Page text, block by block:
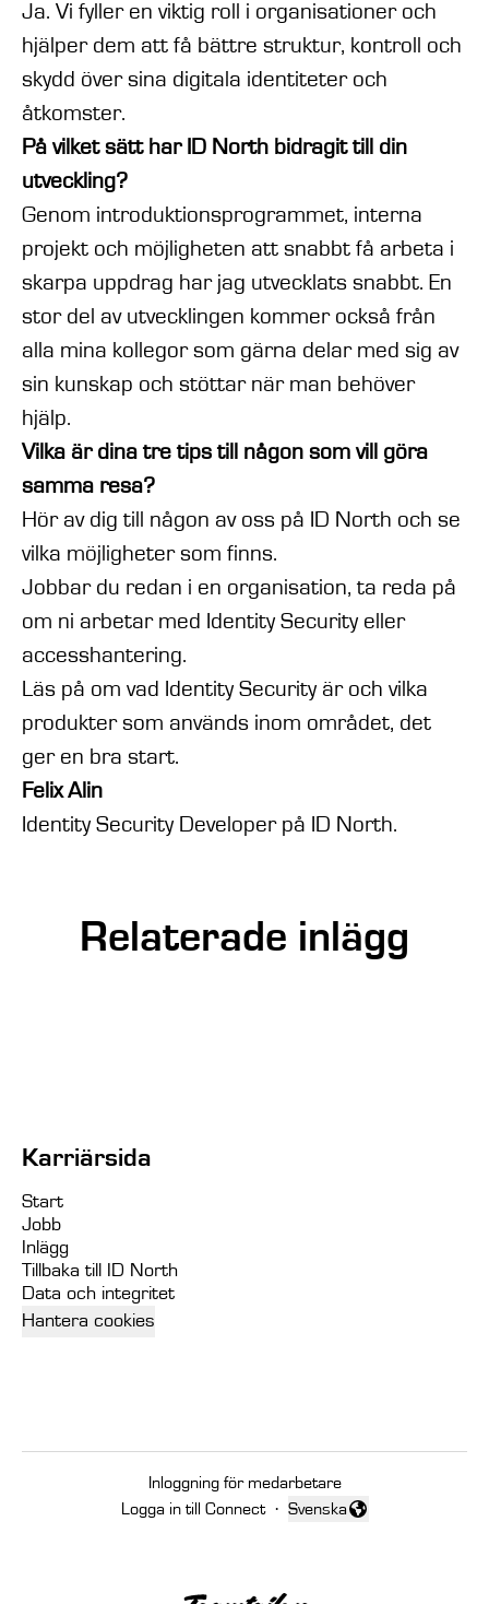
Ja. Vi fyller en viktig roll i organisationer och
hjälper dem att få bättre struktur, kontroll och
skydd över sina digitala identiteter och
åtkomster.
På vilket sätt har ID North bidragit till din
utveckling?
Genom introduktionsprogrammet, interna
projekt och möjligheten att snabbt få arbeta i
skarpa uppdrag har jag utvecklats snabbt. En
stor del av utvecklingen kommer också från
alla mina kollegor som gärna delar med sig av
sin kunskap och stöttar när man behöver
hjälp.
Vilka är dina tre tips till någon som vill göra
samma resa?
Hör av dig till någon av oss på ID North och se
vilka möjligheter som finns.
Jobbar du redan i en organisation, ta reda på
om ni arbetar med Identity Security eller
accesshantering.
Läs på om vad Identity Security är och vilka
produkter som används inom området, det
ger en bra start.
Felix Alin
Identity Security Developer på ID North.
Relaterade inlägg
Sebastian Wegmann | Konsultlivet
Karriärsida
Start
Jobb
Inlägg
Tillbaka till ID North
Data och integritet
Hantera cookies
Inloggning för medarbetare
Logga in till Connect ·
Byt språk
Svenska